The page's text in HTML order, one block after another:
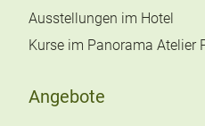
Ausstellungen im Hotel
Kurse im Panorama Atelier
Angebote